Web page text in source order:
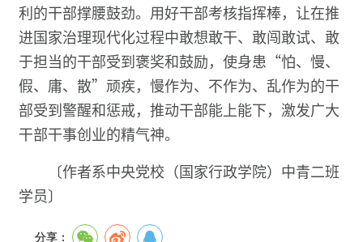
利的干部撑腰鼓劲。用好干部考核指挥棒，让在推
进国家治理现代化过程中敢想敢干、敢闯敢试、敢
于担当的干部受到褒奖和鼓励，使身患“怕、慢、
假、庸、散”顽疾，慢作为、不作为、乱作为的干
部受到警醒和惩戒，推动干部能上能下，激发广大
干部干事创业的精气神。
〔作者系中央党校（国家行政学院）中青二班
学员〕
分享：